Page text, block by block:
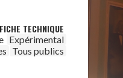
FICHE TECHNIQUE
Expérimental
Tous publics